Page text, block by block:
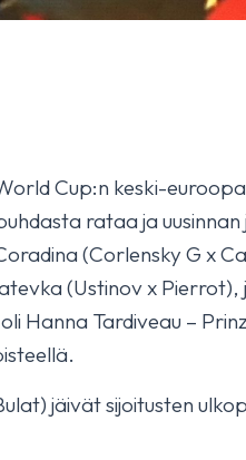
Cup:n keski-
rataa ja uusinnan
(Corlensky G x
(Ustinov x Pierrot),
Hanna Tardiveau –
jäivät sijoitusten